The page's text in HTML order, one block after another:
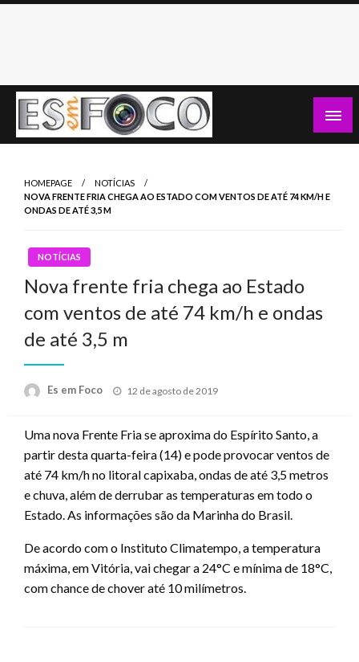
Skip
HOMEPAGE
NOTÍCIAS
NOVA FRENTE FRIA CHEGA AO ESTADO COM VENTOS DE ATÉ 74 KM/H E
ONDAS DE ATÉ 3,5 M
NOTÍCIAS
Nova frente fria chega ao Estado
com ventos de até 74 km/h e ondas
de até 3,5 m
Es em Foco
Posted
12 de agosto de 2019
Uma nova Frente Fria se aproxima do Espírito Santo, a
partir desta quarta-feira (14) e pode provocar ventos de
até 74 km/h no litoral capixaba, ondas de até 3,5 metros
e chuva, além de derrubar as temperaturas em todo o
Estado. As informações são da Marinha do Brasil.
De acordo com o Instituto Climatempo, a temperatura
máxima, em Vitória, vai chegar a 24°C e mínima de 18°C,
com chance de chover até 10 milímetros.